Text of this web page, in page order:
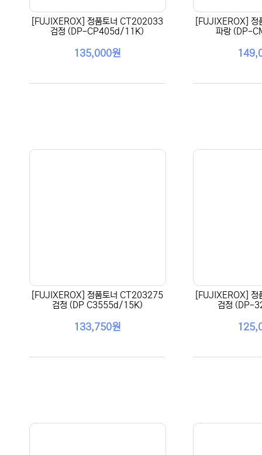
[FUJIXEROX] 정품토너 CT202033
검정 (DP-CP405d/11K)
135,000원
[FUJIXEROX]
파랑 (DP-
[FUJIXEROX] 정품토너 CT203275
검정 (DP C3555d/15K)
133,750원
[FUJIXEROX]
검정 (DP-